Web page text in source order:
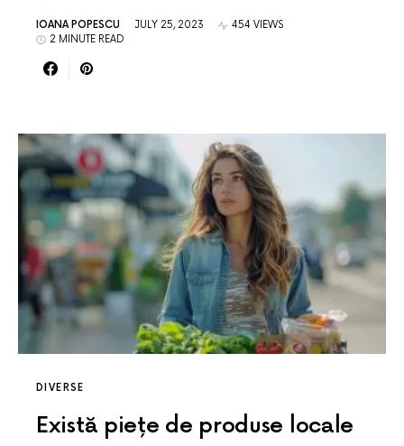
IOANA POPESCU JULY 25, 2023
454 VIEWS
2 MINUTE READ
DIVERSE
Există piețe de produse locale